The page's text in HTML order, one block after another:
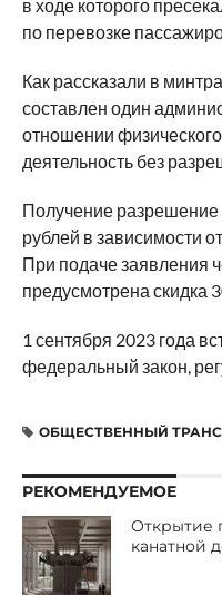
в ходе которого
по перевозке
Как рассказали в
составлен один
отношении
деятельность без
Получение разрешение
рублей в зависимости
При подаче заявления
предусмотрена скидка
1 сентября 2023 года
федеральный закон,
ОБЩЕСТВЕННЫЙ
РЕКОМЕНДУЕМОЕ
Открытие
канатной